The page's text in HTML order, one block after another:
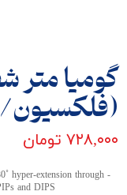
گومیا متر
۷۲۸,۰۰۰ تومان
hyper-extension through
and DIPS.